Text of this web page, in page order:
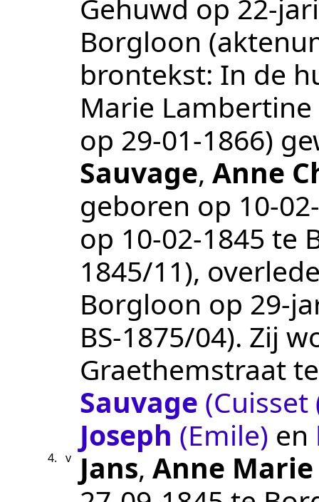
Gehuwd op 22-
Borgloon
brontekst: In de
Marie
op 29-01-1866)
Sauvage, Anne
geboren op
op 10‑02‑1845 te
1845/11),
Borgloon op 29-
BS-1875/04). Zij
Graethemstraat
Sauvage (Cuisset
Joseph (Emile) en
4. v Jans, Anne